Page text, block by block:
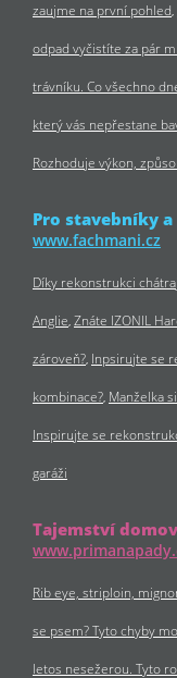
zaujme na první pohled
odpad vyčistíte za pár
trávníku. Co všechno
který vás nepřestane
Rozhoduje výkon,
Pro stavebníky
www.fachmani.cz
Díky rekonstrukci
Anglie Znáte IZONIL
zároveň? Inpsirujte se
kombinace? Manželka
Inspirujte se
garáži
Tajemství
Rib eye, striploin,
se psem? Tyto chyby
letos nesežerou. Tyto